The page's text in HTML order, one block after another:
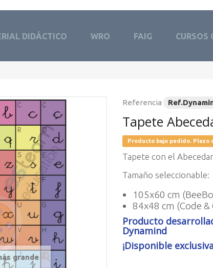
DIDÁCTICO WRO FAIG CURSOS
grande
Referencia
Tapete
Producto bajo pedido. Plazo
Tapete con el
Tamaño seleccionable:
105x60 cm
84x48 cm (Code &
Producto
Dynamind
¡Disponible